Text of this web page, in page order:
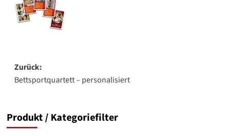
Beitragsnavigation
Zurück:
Bettsportquartett – personalisiert
Produkt / Kategoriefilter